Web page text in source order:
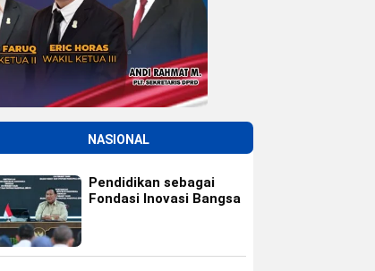
NASIONAL
Pendidikan sebagai
Fondasi Inovasi Bangsa